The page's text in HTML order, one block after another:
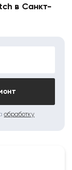
в Санкт-
обработку